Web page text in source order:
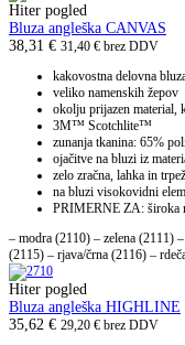
Hiter pogled
Bluza angleška CANVAS
38,31 € 31,40 € brez DDV
kakovostna delovna
veliko namenskih žepov
okolju prijazen material,
3M™ Scotchlite™
zunanja tkanina: 65%
ojačitve na bluzi iz
zelo zračna, lahka in
na bluzi visokovidni
PRIMERNE ZA: široka
– modra (2110) – zelena (2111)
(2115) – rjava/črna (2116) –
Hiter pogled
Bluza angleška HIGHLINE
35,62 € 29,20 € brez DDV